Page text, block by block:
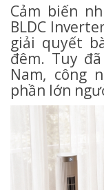
Cảm biến
BLDC
giải quyết
đêm. Tuy
Nam, công
phần lớn